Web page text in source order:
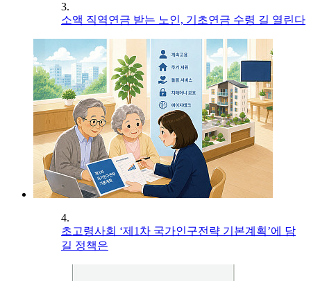
3.
소액 직역연금 받는 노인, 기초연금 수령 길 열린다
4.
초고령사회 ‘제1차 국가인구전략 기본계획’에 담
길 정책은